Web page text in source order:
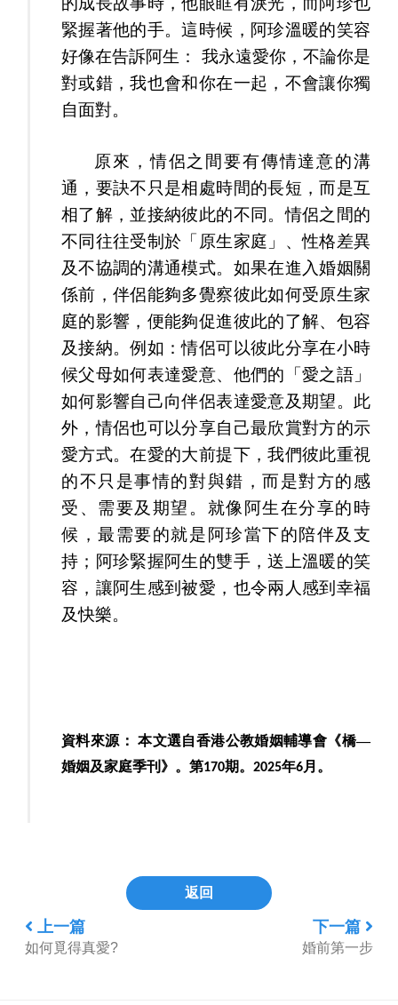
緊握著他的手。這時候，阿珍溫暖的笑容
好像在告訴阿生： 我永遠愛你，不論你是
對或錯，我也會和你在一起，不會讓你獨
自面對。
原來，情侶之間要有傳情達意的溝
通，要訣不只是相處時間的長短，而是互
相了解，並接納彼此的不同。情侶之間的
不同往往受制於「原生家庭」
、性格差異
及不協調的溝通模式。如果在進入婚姻關
係前，伴侶能夠多覺察彼此如何受原生家
庭的影響，便能夠促進彼此的了解、包容
及接納。例如：情侶可以彼此分享在小時
候父母如何表達愛意、他們的「愛之語」
如何影響自己向伴侶表達愛意及期望。此
外，情侶也可以分享自己最欣賞對方的示
愛方式。在愛的大前提下，我們彼此重視
的不只是事情的對與錯，而是對方的感
受、需要及期望。就像阿生在分享的時
候，最需要的就是阿珍當下的陪伴及支
持；阿珍緊握阿生的雙手，送上溫暖的笑
容，讓阿生感到被愛，也令兩人感到幸福
及快樂。
資料來源：
本文選自香港公教婚姻輔導會《橋—
婚姻及家庭季刊》。第170期。 2025年6月 。
上一篇
如何覓得真愛?
返回
下一篇
婚前第一步